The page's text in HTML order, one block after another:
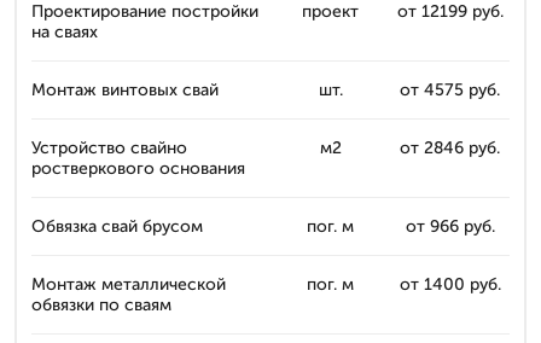
Проектирование постройки
на сваях
проект от 12199 руб.
Монтаж винтовых свай шт. от 4575 руб.
Устройство свайно
ростверкового основания
м2 от 2846 руб.
Обвязка свай брусом пог. м от 966 руб.
Монтаж металлической
обвязки по сваям
пог. м от 1400 руб.